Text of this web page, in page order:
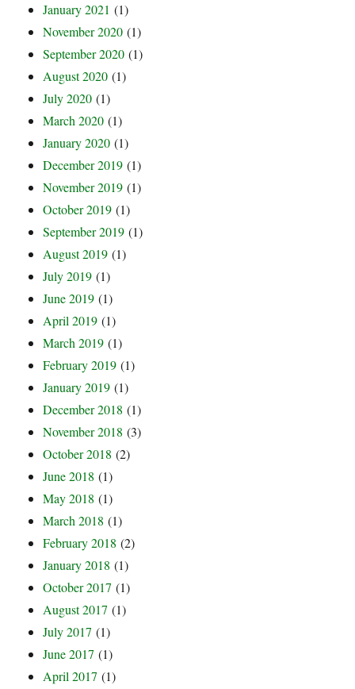
January 2021 (1)
November 2020 (1)
September 2020 (1)
August 2020 (1)
July 2020 (1)
March 2020 (1)
January 2020 (1)
December 2019 (1)
November 2019 (1)
October 2019 (1)
September 2019 (1)
August 2019 (1)
July 2019 (1)
June 2019 (1)
April 2019 (1)
March 2019 (1)
February 2019 (1)
January 2019 (1)
December 2018 (1)
November 2018 (3)
October 2018 (2)
June 2018 (1)
May 2018 (1)
March 2018 (1)
February 2018 (2)
January 2018 (1)
October 2017 (1)
August 2017 (1)
July 2017 (1)
June 2017 (1)
April 2017 (1)